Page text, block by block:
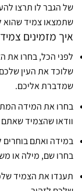
של הגבר לו תרצו
שתמצאו צמיד שהוא
איך מזמינים
לפני הכל, בחרו את
שלוכד את העין
שמדברת אליכם.
בחרו את המידה
וודאו שהצמיד שאתם
במידה ואתם בוחרים
בחרו שם, מילה או
תענדו את הצמיד